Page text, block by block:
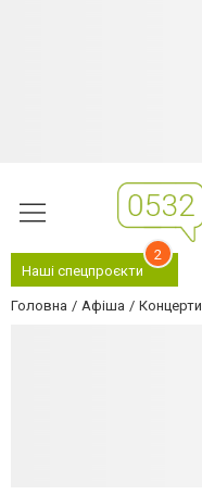
Наші спецпроєкти
2
Головна Афіша Концерти